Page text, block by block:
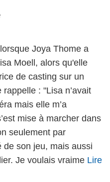
Joya Thome a
Moell, alors qu'elle
de casting sur un
: "Lisa n’avait
mais elle m’a
mise à marcher dans
seulement par
de son jeu, mais aussi
Je voulais vraime Lire